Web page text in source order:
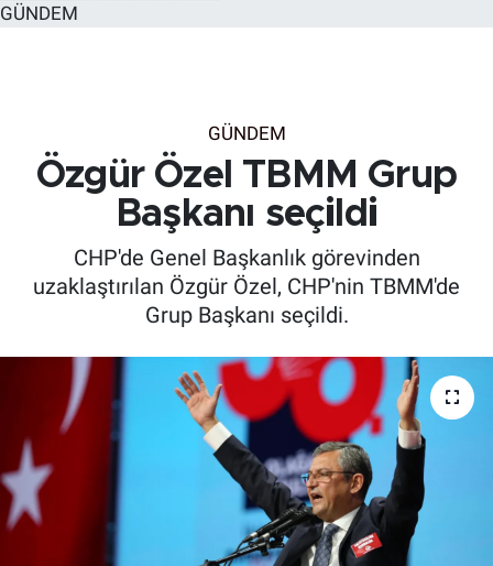
GÜNDEM
GÜNDEM
Özgür Özel TBMM Grup
Başkanı seçildi
CHP'de Genel Başkanlık görevinden
uzaklaştırılan Özgür Özel, CHP'nin TBMM'de
Grup Başkanı seçildi.